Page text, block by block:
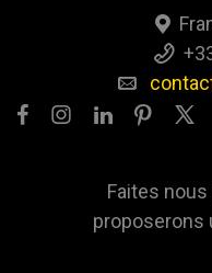
Faites
proposerons